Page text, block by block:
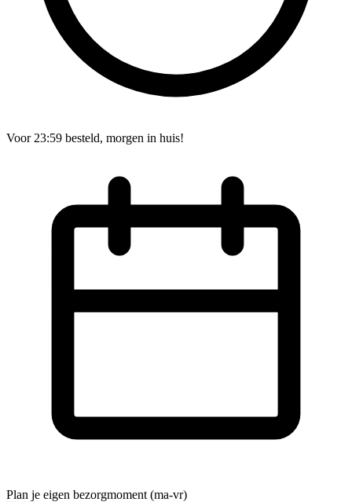
Voor 23:59 besteld, morgen in huis!
Plan je eigen bezorgmoment (ma-vr)